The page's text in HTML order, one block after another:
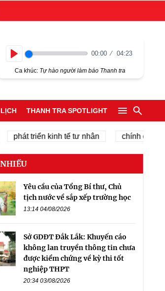
00:00 04:23
Ca khúc: Tự hào người làm báo Thanh tra
THANH TRA SPOTLIGHT
phát triển kinh tế tư nhân chính quyền địa
Yêu cầu của Tổng Bí thư, Chủ
tịch nước về sắp xếp trường học
13:14 04/08/2026
Sở GDĐT Đắk Lắk: Khuyến cáo
không lan truyền thông tin chưa
được kiểm chứng về kỳ thi tốt
nghiệp THPT
20:34 03/08/2026